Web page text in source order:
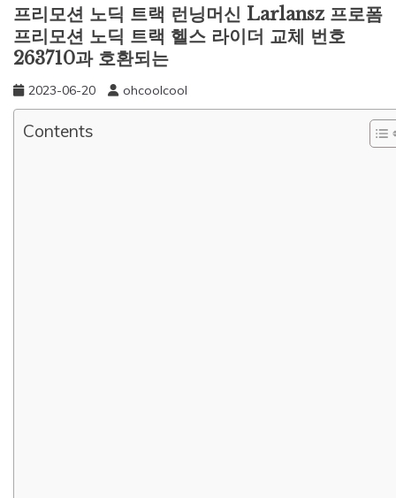
프리모션 노딕 트랙 런닝머신 Larlansz 프로폼
프리모션 노딕 트랙 헬스 라이더 교체 번호
263710과 호환되는
2023-06-20 ohcoolcool
Contents